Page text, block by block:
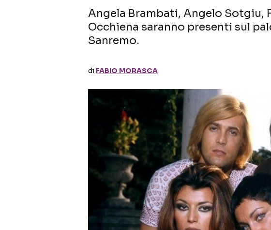
Angela Brambati, Angelo Sotgiu,
Occhiena saranno presenti sul
Sanremo.
di FABIO MORASCA